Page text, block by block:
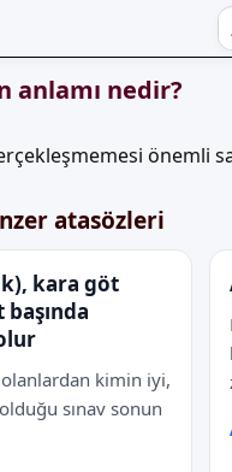
anlamı nedir?
önemli
atasözleri
kara göt
olanlardan kimin iyi,
sınav sonun